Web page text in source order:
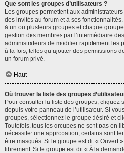
Que sont les groupes d’utilisateurs ?
Les groupes permettent aux
des invités au forum et à ses
à un ou plusieurs groupes et chaque
gestion des membres par l’intermédiaire
administrateurs de modifier rapidement les
à la fois, telles qu’ajouter des permissions
un forum privé.
Haut
Où trouver la liste des groupes
Pour consulter la liste des groupes, cliquez
depuis votre panneau de l’utilisateur. Si
groupes, sélectionnez le groupe désiré et
Toutefois, tous les groupes ne sont pas en
nécessiter une approbation, certains sont
être masqués. Si le groupe est dit « Ouvert
librement. Si le groupe est dit « À la